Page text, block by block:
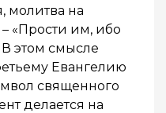
молитва на
– «Прости им, ибо
В этом смысле
Евангелию
священного
делается на